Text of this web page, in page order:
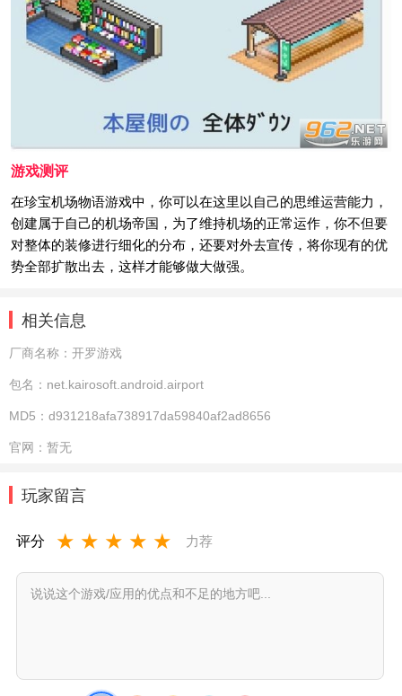
游戏测评
在珍宝机场物语游戏中，你可以在这里以自己的思维运营能力，
创建属于自己的机场帝国，为了维持机场的正常运作，你不但要
对整体的装修进行细化的分布，还要对外去宣传，将你现有的优
势全部扩散出去，这样才能够做大做强。
相关信息
厂商名称： 开罗游戏
包名： net.kairosoft.android.airport
MD5： d931218afa738917da59840af2ad8656
官网： 暂无
玩家留言
评分 ★ ★ ★ ★ ★ 力荐